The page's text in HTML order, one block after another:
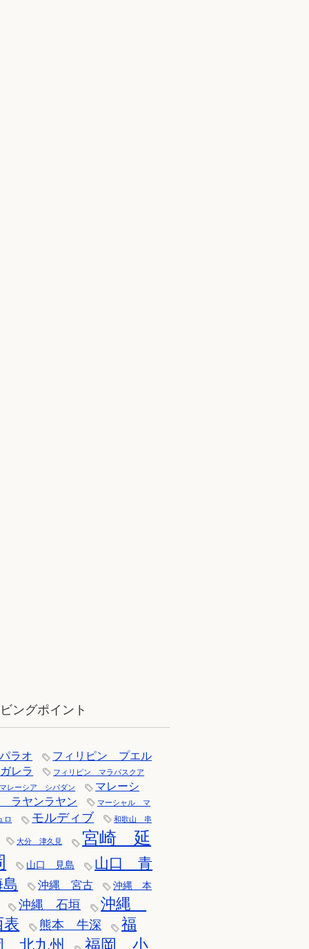
ングポイント
パラオ
フィリピン プエル
ガレラ
フィリピン マラパスクア
マレーシア シパダン
マレーシ
ラヤンラヤン
マーシャル マ
ロ
モルディブ 和歌山 串
大分 津久見
宮崎 延
山口 見島
山口 青
沖縄 宮古
沖縄 本
沖縄 石垣
沖縄
表
熊本 牛深
福
北九州
福岡 小